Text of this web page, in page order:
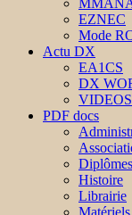
EZNEC
Mode
Actu DX
EA1CS
DX
PDF docs
Diplômes
Histoire
Librairie
Matériels